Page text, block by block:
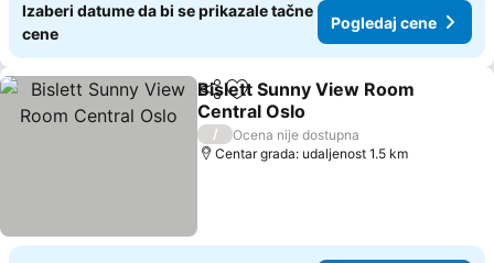
Izaberi datume da bi se prikazale tačne
cene
Pogledaj cene
Deli Dodati u favorite
Bislett Sunny View Room
Central Oslo
Pogledaj cene
/
Ocena nije dostupna
Centar grada: udaljenost 1.5 km